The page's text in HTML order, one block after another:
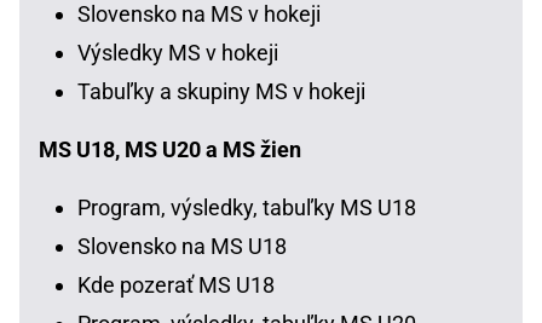
Slovensko na MS v hokeji
Výsledky MS v hokeji
Tabuľky a skupiny MS v hokeji
MS U18, MS U20 a MS žien
Program, výsledky, tabuľky MS U18
Slovensko na MS U18
Kde pozerať MS U18